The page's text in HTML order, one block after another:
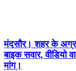
मंदसौर। शहर के
बाइक सवार, वीडियो
मांग।